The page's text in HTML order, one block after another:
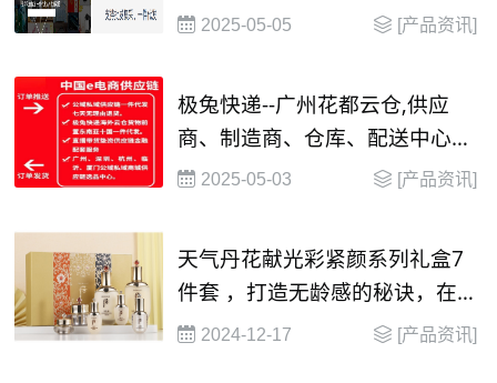
提供2025-05-05 [产品资讯]
极兔快递--广州花都云仓,供应
商、制造商、仓库、配送中心和
渠道商等构成的物流网络，还整
2025-05-03 [产品资讯]
天气丹花献光彩紧颜系列礼盒7
件套 ，打造无龄感的秘诀，在这
里！2024-12-17 [产品资讯]